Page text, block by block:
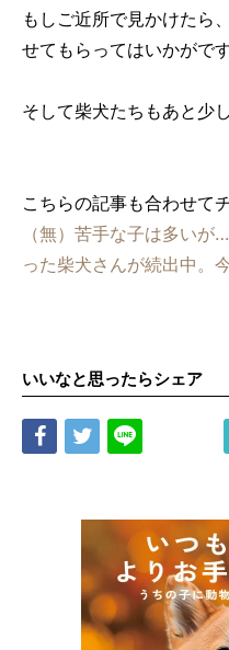
もしご近所で見かけたら
せてもらってはいかがで
そして柴犬たちもあと少
こちらの記事も合わせて
（無）苦手な子は多い
った柴犬さんが続出中。
いいなと思ったらシェア
Share Tweet